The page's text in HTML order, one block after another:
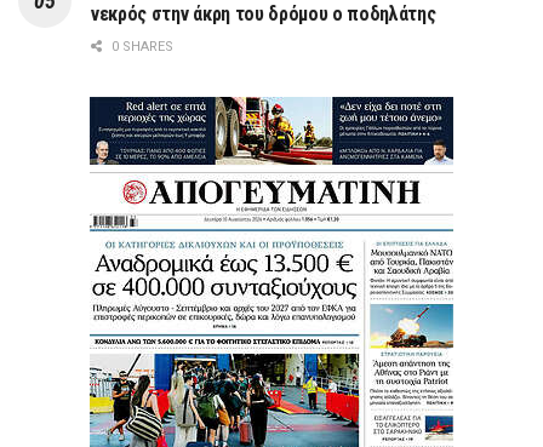
νεκρός στην άκρη του δρόμου ο ποδηλάτης
0 SHARES